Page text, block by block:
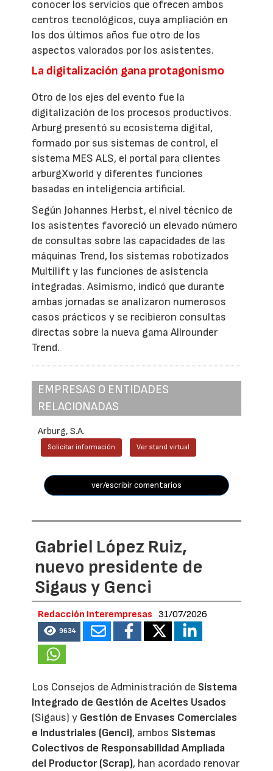
conocer los servicios que ofrecen ambos
centros tecnológicos, cuya ampliación en
los dos últimos años fue otro de los
aspectos valorados por los asistentes.
La digitalización gana protagonismo
Otro de los ejes del evento fue la
digitalización de los procesos productivos.
Arburg presentó su ecosistema digital,
formado por sus sistemas de control, el
sistema MES ALS, el portal para clientes
arburgXworld y diferentes funciones
basadas en inteligencia artificial.
Según Johannes Herbst, el nivel técnico de
los asistentes favoreció un elevado número
de consultas sobre las capacidades de las
máquinas Trend, los sistemas robotizados
Multilift y las funciones de asistencia
integradas. Asimismo, indicó que durante
ambas jornadas se analizaron numerosos
casos prácticos y se recibieron consultas
directas sobre la nueva gama Allrounder
Trend.
EMPRESAS O ENTIDADES
RELACIONADAS
Arburg, S.A.
Solicitar información Ver stand virtual
ver/escribir comentarios
Gabriel López Ruiz,
nuevo presidente de
Sigaus y Genci
Redacción Interempresas 31/07/2026
9634
Los Consejos de Administración de Sistema
Integrado de Gestión de Aceites Usados
(Sigaus) y Gestión de Envases Comerciales
e Industriales (Genci), ambos Sistemas
Colectivos de Responsabilidad Ampliada
del Productor (Scrap), han acordado renovar